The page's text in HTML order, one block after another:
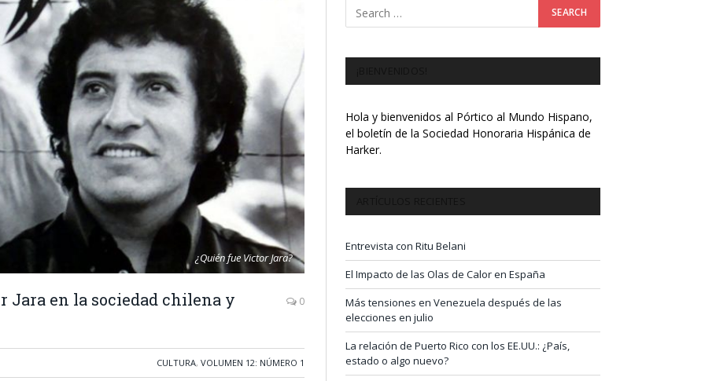
¿Quién fue Victor Jara?
en la sociedad chilena y 0
CULTURA, VOLUMEN 12: NÚMERO 1
Hola y bienvenidos al Pórtico al Mundo Hispano,
el boletín de la Sociedad Honoraria Hispánica de
Harker.
Entrevista con Ritu Belani
El Impacto de las Olas de Calor en España
Más tensiones en Venezuela después de las
elecciones en julio
La relación de Puerto Rico con los EE.UU.: ¿País,
estado o algo nuevo?